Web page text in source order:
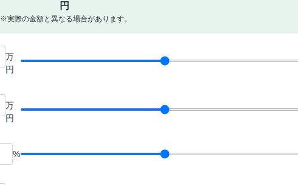
円
※実際の金額と異なる場合があります。
万
円
万
円
%